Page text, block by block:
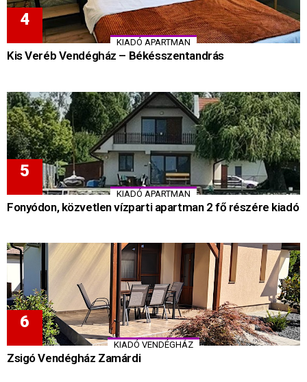
KIADÓ APARTMAN
Kis Veréb Vendégház – Békésszentandrás
KIADÓ APARTMAN
Fonyódon, közvetlen vízparti apartman 2 fő részére kiadó
KIADÓ VENDÉGHÁZ
Zsigó Vendégház Zamárdi